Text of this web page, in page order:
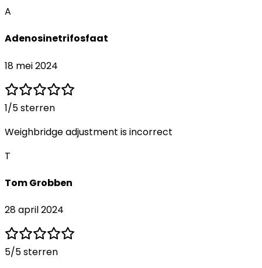
A
Adenosinetrifosfaat
18 mei 2024
1/5 sterren
Weighbridge adjustment is incorrect
T
Tom Grobben
28 april 2024
5/5 sterren